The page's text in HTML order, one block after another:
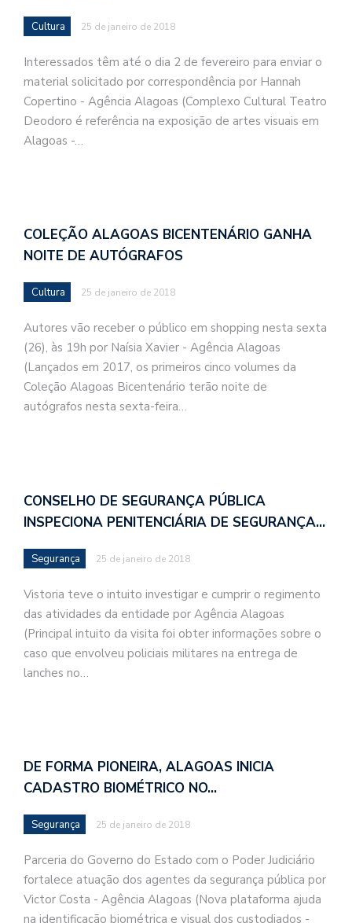
Cultura 25 de janeiro de 2018
Interessados têm até o dia 2 de fevereiro para enviar o
material solicitado por correspondência por Hannah
Copertino - Agência Alagoas (Complexo Cultural Teatro
Deodoro é referência na exposição de artes visuais em
Alagoas -…
COLEÇÃO ALAGOAS BICENTENÁRIO GANHA
NOITE DE AUTÓGRAFOS
Cultura 25 de janeiro de 2018
Autores vão receber o público em shopping nesta sexta
(26), às 19h por Naísia Xavier - Agência Alagoas
(Lançados em 2017, os primeiros cinco volumes da
Coleção Alagoas Bicentenário terão noite de
autógrafos nesta sexta-feira…
CONSELHO DE SEGURANÇA PÚBLICA
INSPECIONA PENITENCIÁRIA DE SEGURANÇA…
Segurança 25 de janeiro de 2018
Vistoria teve o intuito investigar e cumprir o regimento
das atividades da entidade por Agência Alagoas
(Principal intuito da visita foi obter informações sobre o
caso que envolveu policiais militares na entrega de
lanches no…
DE FORMA PIONEIRA, ALAGOAS INICIA
CADASTRO BIOMÉTRICO NO…
Segurança 25 de janeiro de 2018
Parceria do Governo do Estado com o Poder Judiciário
fortalece atuação dos agentes da segurança pública por
Victor Costa - Agência Alagoas (Nova plataforma ajuda
na identificação biométrica e visual dos custodiados -